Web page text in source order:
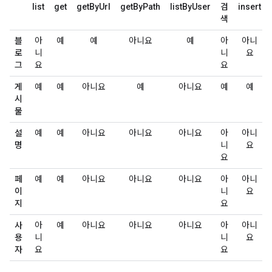
list get getByUrl getByPath listByUser
검
색
insert
블
로
그
아
니
요
예 예 아니요 예
아
니
요
아니
요
게
시
물
예 예 아니요 예 아니요 예 예
설
명
예 예 아니요 아니요 아니요
아
니
요
아니
요
페
이
지
예 예 아니요 아니요 아니요
아
니
요
아니
요
사
용
자
아
니
요
예 아니요 아니요 아니요
아
니
요
아니
요